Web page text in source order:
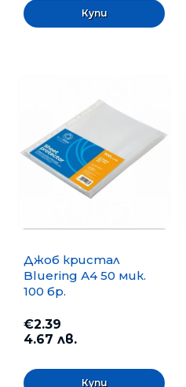
Джоб кристал
Bluering А4 50 мик.
100 бр.
€2.39
4.67 лв.